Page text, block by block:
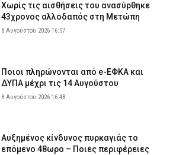
Χωρίς τις αισθήσεις του ανασύρθηκε
43χρονος αλλοδαπός στη Μετώπη
8 Αυγούστου 2026 16:57
Ποιοι πληρώνονται από e-ΕΦΚΑ και
ΔΥΠΑ μέχρι τις 14 Αυγούστου
8 Αυγούστου 2026 16:48
Αυξημένος κίνδυνος πυρκαγιάς το
επόμενο 48ωρο – Ποιες περιφέρειες